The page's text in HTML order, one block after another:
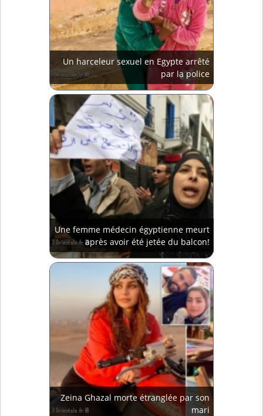
Un harceleur sexuel en Egypte arrêté
par la police
Une femme médecin égyptienne meurt
après avoir été jetée du balcon!
Zeina Ghazal morte étranglée par son
mari